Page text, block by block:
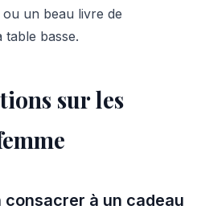
un beau livre de
basse.
sur les
à un cadeau